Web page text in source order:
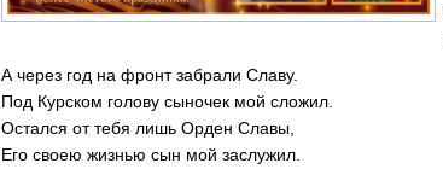
А через год на фронт забрали Славу.
Под Курском голову сыночек мой сложил.
Остался от тебя лишь Орден Славы,
Его своею жизнью сын мой заслужил.